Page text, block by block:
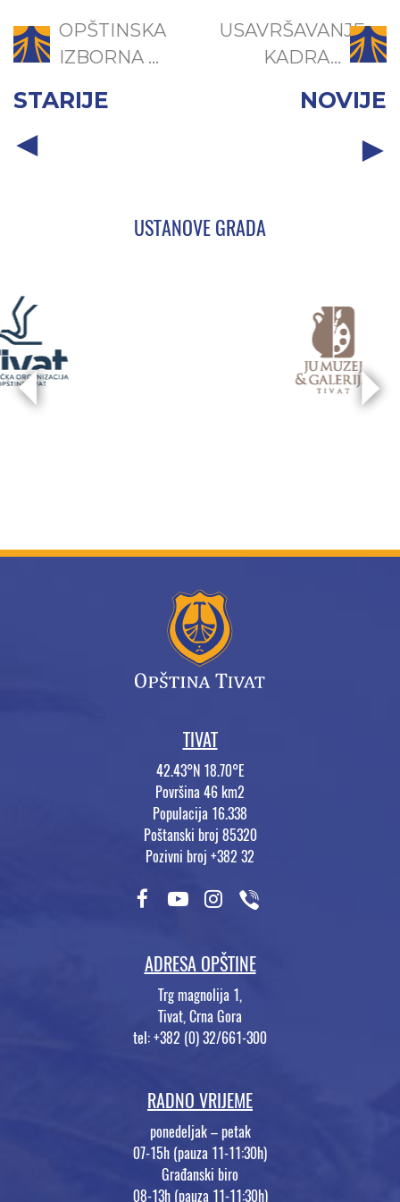
OPŠTINSKA
IZBORNA ...
STARIJE
USAVRŠAVANJE
KADRA...
NOVIJE
USTANOVE GRADA
TIVAT
42.43°N 18.70°E
Površina 46 km2
Populacija 16.338
Poštanski broj 85320
Pozivni broj +382 32
ADRESA OPŠTINE
Trg magnolija 1,
Tivat, Crna Gora
tel: +382 (0) 32/661-300
RADNO VRIJEME
ponedeljak – petak
07-15h (pauza 11-11:30h)
Građanski biro
08-13h (pauza 11-11:30h)